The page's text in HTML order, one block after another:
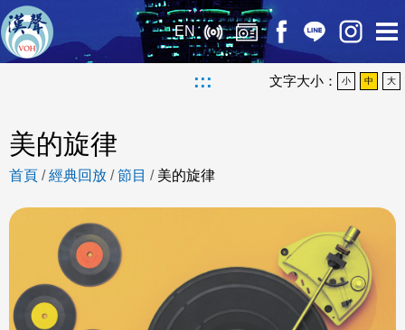
EN
::: 文字大小： 小 中 大
美的旋律
首頁 /經典回放 /節目 / 美的旋律